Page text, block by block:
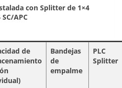
con Splitter de 1×4
SC/APC
de
Bandejas
de
empalme
PLC
Splitter